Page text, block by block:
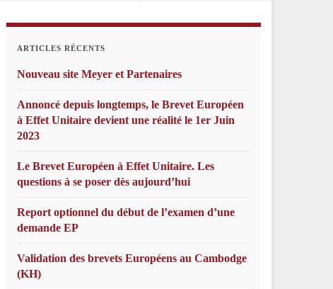
ARTICLES RÉCENTS
Nouveau site Meyer et Partenaires
Annoncé depuis longtemps, le Brevet Européen
à Effet Unitaire devient une réalité le 1er Juin
2023
Le Brevet Européen à Effet Unitaire. Les
questions à se poser dès aujourd’hui
Report optionnel du début de l’examen d’une
demande EP
Validation des brevets Européens au Cambodge
(KH)